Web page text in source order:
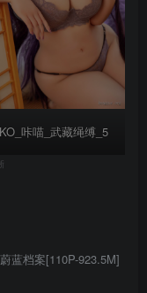
咔喵_武藏绳缚_5
蓝档案[110P-923.5M]